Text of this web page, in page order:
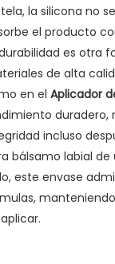
la silicona no
el producto
es otra
de alta
en el Aplicador
incluso
bálsamo labial de
este envase